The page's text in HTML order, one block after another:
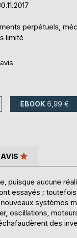
perpétuels,
limité
avis
EBOOK 6,99 €
puisque aucune
essayés ;
systèmes
oscillations,
des
AVIS